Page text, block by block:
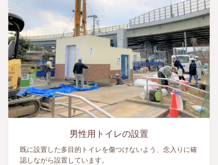
男性用トイレの設置
既に設置した多目的トイレを傷つけないよう、念入りに確
認しながら設置しています。